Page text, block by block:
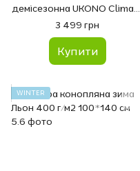
демісезонна UKONO Climate
control 200 г/м2 100*140 см
3 499 грн
Купити
WINTER